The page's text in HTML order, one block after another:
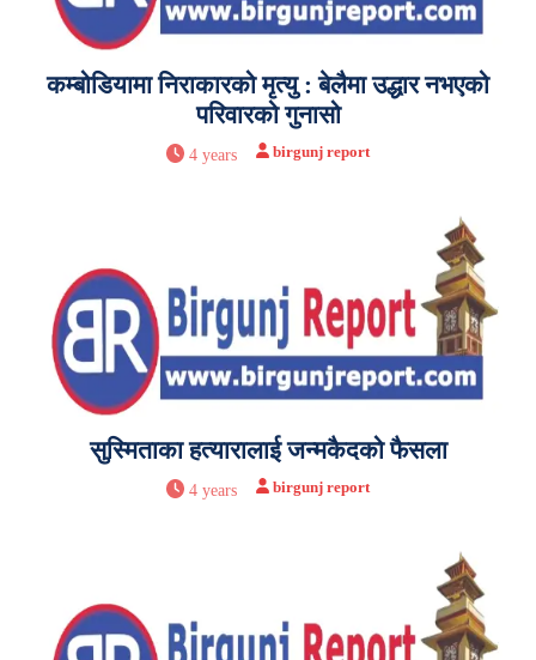
कम्बोडियामा निराकारको मृत्यु : बेलैमा उद्धार नभएको
परिवारको गुनासो
4 years birgunj report
सुस्मिताका हत्यारालाई जन्मकैदको फैसला
4 years birgunj report